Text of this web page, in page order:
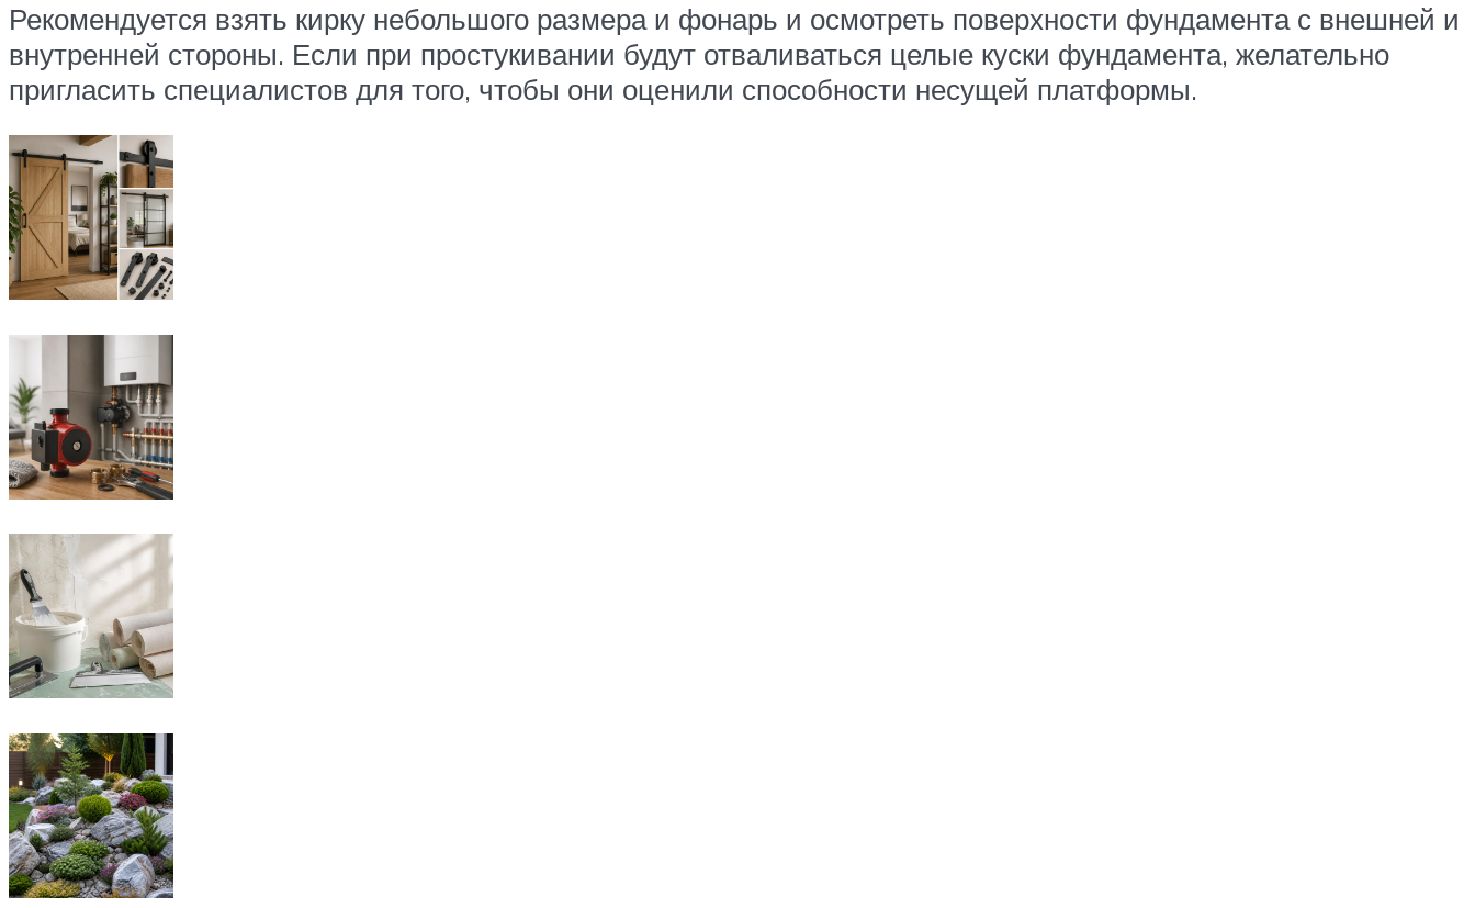
Рекомендуется взять кирку небольшого размера и фонарь и осмотреть поверхности фундамента с внешней и
внутренней стороны. Если при простукивании будут отваливаться целые куски фундамента, желательно
пригласить специалистов для того, чтобы они оценили способности несущей платформы.